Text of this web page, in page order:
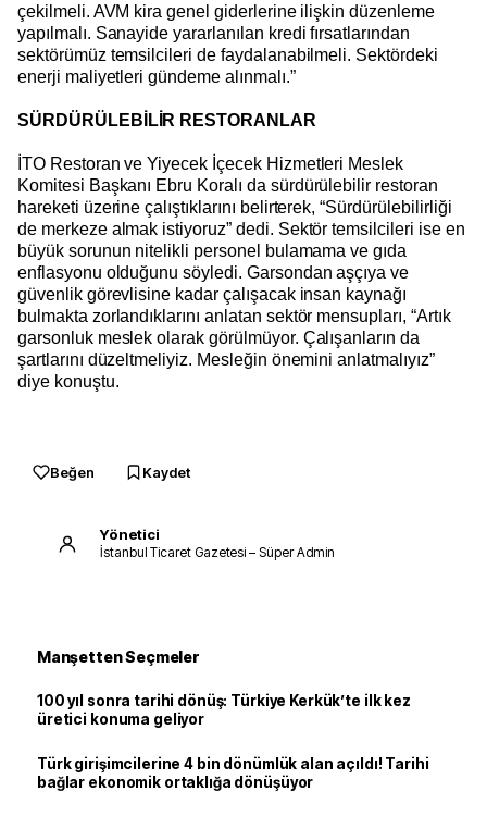
çekilmeli. AVM kira genel giderlerine ilişkin düzenleme
yapılmalı. Sanayide yararlanılan kredi fırsatlarından
sektörümüz temsilcileri de faydalanabilmeli. Sektördeki
enerji maliyetleri gündeme alınmalı.”
SÜRDÜRÜLEBİLİR RESTORANLAR
İTO Restoran ve Yiyecek İçecek Hizmetleri Meslek
Komitesi Başkanı Ebru Koralı da sürdürülebilir restoran
hareketi üzerine çalıştıklarını belirterek, “Sürdürülebilirliği
de merkeze almak istiyoruz” dedi. Sektör temsilcileri ise en
büyük sorunun nitelikli personel bulamama ve gıda
enflasyonu olduğunu söyledi. Garsondan aşçıya ve
güvenlik görevlisine kadar çalışacak insan kaynağı
bulmakta zorlandıklarını anlatan sektör mensupları, “Artık
garsonluk meslek olarak görülmüyor. Çalışanların da
şartlarını düzeltmeliyiz. Mesleğin önemini anlatmalıyız”
diye konuştu.
Beğen Kaydet
Yönetici
İstanbul Ticaret Gazetesi – Süper Admin
Manşetten Seçmeler
100 yıl sonra tarihi dönüş: Türkiye Kerkük’te ilk kez
üretici konuma geliyor
Türk girişimcilerine 4 bin dönümlük alan açıldı! Tarihi
bağlar ekonomik ortaklığa dönüşüyor